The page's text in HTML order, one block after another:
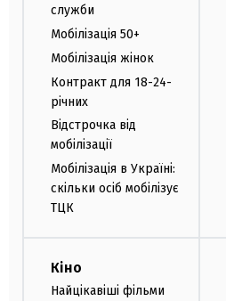
служби
Мобілізація 50+
Мобілізація жінок
Контракт для 18-24-
річних
Відстрочка від
мобілізації
Мобілізація в Україні:
скільки осіб мобілізує
ТЦК
Кіно
Найцікавіші фільми